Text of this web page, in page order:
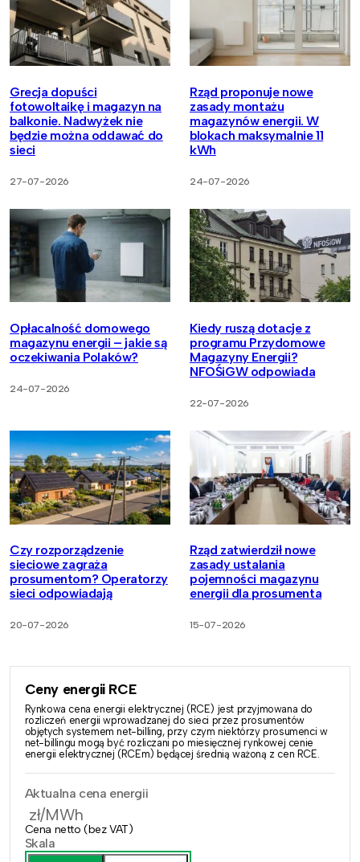
Grecja dopuści
fotowoltaikę i magazyn na
balkonie. Nadwyżek nie
będzie można oddawać do
sieci
27-07-2026
Rząd proponuje nowe
zasady montażu
magazynów energii. W
blokach maksymalnie 11
kWh
24-07-2026
Opłacalność domowego
magazynu energii – jakie są
oczekiwania Polaków?
24-07-2026
Kiedy ruszą dotacje z
programu Przydomowe
Magazyny Energii?
NFOŚiGW odpowiada
22-07-2026
Czy rozporządzenie
sieciowe zagraża
prosumentom? Operatorzy
sieci odpowiadają
20-07-2026
Rząd zatwierdził nowe
zasady ustalania
pojemności magazynu
energii dla prosumenta
15-07-2026
Ceny energii RCE
Rynkowa cena energii elektrycznej (RCE) jest przyjmowana do
rozliczeń energii wprowadzanej do sieci przez prosumentów
objętych systemem net-billing, przy czym niektórzy prosumenci w
net-billingu mogą być rozliczani po miesięcznej rynkowej cenie
energii elektrycznej (RCEm) będącej średnią ważoną z cen RCE.
Aktualna cena energii
zł/MWh
Cena netto (bez VAT)
Skala